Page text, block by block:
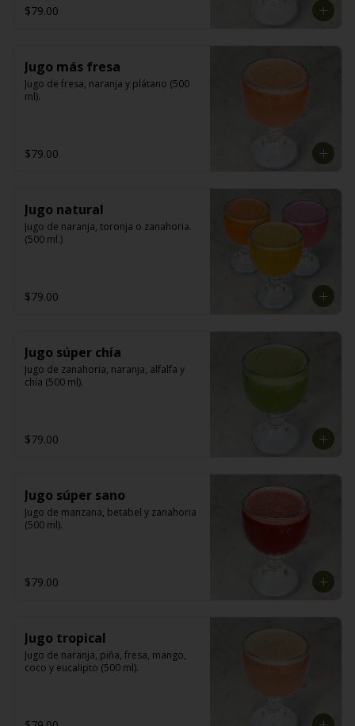
$79.00
Jugo más fresa
Jugo de fresa, naranja y plátano (500
ml).
$79.00
Jugo natural
Jugo de naranja, toronja o zanahoria.
(500 ml.)
$79.00
Jugo súper chía
Jugo de zanahoria, naranja, alfalfa y
chía (500 ml).
$79.00
Jugo súper sano
Jugo de manzana, betabel y zanahoria
(500 ml).
$79.00
Jugo tropical
Jugo de naranja, piña, fresa, mango,
coco y eucalipto (500 ml).